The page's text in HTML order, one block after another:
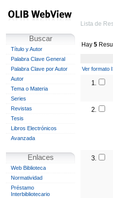
Buscar
Título y Autor
Palabra Clave General
Palabra Clave por Autor
Autor
Tema o Materia
Series
Revistas
Tesis
Libros Electrónicos
Avanzada
Enlaces
Web Biblioteca
Normatividad
Préstamo
Interbibliotecario
Lista de
Hay 5
Ver formato
1.
2.
3.